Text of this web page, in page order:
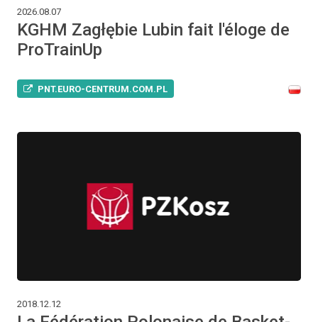
2026.08.07
KGHM Zagłębie Lubin fait l'éloge de
ProTrainUp
PNT.EURO-CENTRUM.COM.PL
2018.12.12